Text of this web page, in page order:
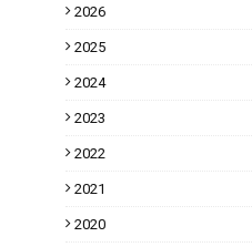
2026
2025
2024
2023
2022
2021
2020